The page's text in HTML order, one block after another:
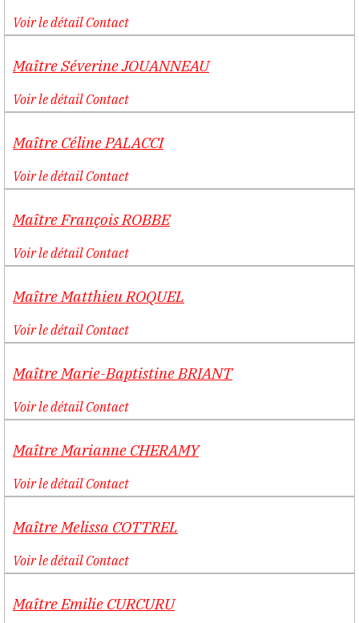
Voir le détail Contact
MaîtreSéverineJOUANNEAU
Voir le détail Contact
Maître CélinePALACCI
Voir le détail Contact
MaîtreFrançoisROBBE
Voir le détail Contact
MaîtreMatthieuROQUEL
Voir le détail Contact
MaîtreMarie-BaptistineBRIANT
Voir le détail Contact
MaîtreMarianne CHERAMY
Voir le détail Contact
MaîtreMelissa COTTREL
Voir le détail Contact
MaîtreEmilie CURCURU